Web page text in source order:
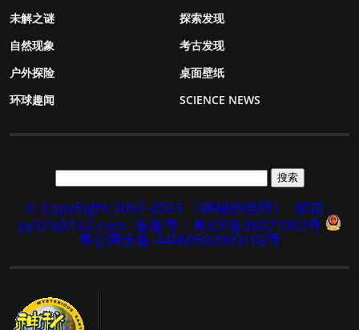
未解之谜
探索发现
自然现象
考古发现
户外探险
桌面壁纸
环球趣闻
SCIENCE NEWS
© CopyRight 2007-2023 《神秘的地球》
邮箱：
yy525@163.com 备案号：粤ICP备06021002号
粤公网安备 44060502003102号